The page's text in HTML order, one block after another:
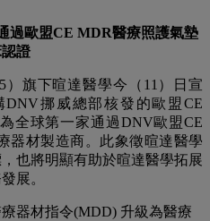
過歐盟CE MDR醫療照護氣墊
認證
）旗下暄達醫學今（11）日宣
挪威總部核發的歐盟CE
全球第一家通過DNV歐盟CE
器材製造商。此象徵暄達醫學
也將明顯有助於暄達醫學拓展
展。
器材指令(MDD) 升級為醫療